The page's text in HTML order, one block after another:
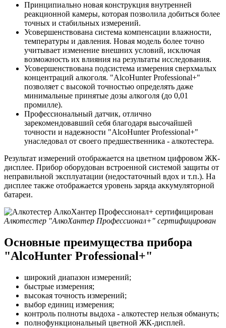
Принципиально новая конструкция внутренней
реакционной камеры, которая позволила добиться более
точных и стабильных измерений.
Усовершенствована система компенсации влажности,
температуры и давления. Новая модель более точно
учитывает изменение внешних условий, исключая
возможность их влияния на результаты исследования.
Усовершенствована подсистема измерения сверхмалых
концентраций алкоголя. "AlcoHunter Professional+"
позволяет с высокой точностью определять даже
минимальные принятые дозы алкоголя (до 0,01
промилле).
Профессиональный датчик, отлично
зарекомендовавший себя благодаря высочайшей
точности и надежности "AlcoHunter Professional+"
унаследовал от своего предшественника - алкотестера.
Результат измерений отображается на цветном цифровом ЖК-
дисплее. Прибор оборудован встроенной системой защиты от
неправильной эксплуатации (недостаточный вдох и т.п.). На
дисплее также отображается уровень заряда аккумуляторной
батареи.
Алкотестер "АлкоХантер Профессионал+" сертифицирован
Основные преимущества прибора
"AlcoHunter Professional+"
широкий диапазон измерений;
быстрые измерения;
высокая точность измерений;
выбор единиц измерения;
контроль полноты выдоха - алкотестер нельзя обмануть;
полнофункциональный цветной ЖК-дисплей.